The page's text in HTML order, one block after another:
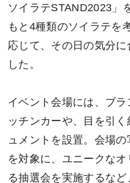
ソイラテSTAND2023」
もと4種類のソイラテを
応じて、その日の気分
した。
イベント会場には、ブ
ッチンカーや、目を引
ュメントを設置。会場
を対象に、ユニークな
る抽選会を実施するな